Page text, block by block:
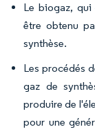
Le biogaz, qui
être obtenu
synthèse.
Les procédés
gaz de
produire de
pour une